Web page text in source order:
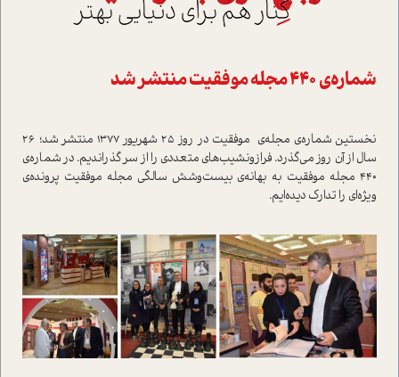
شماره‌ي 440 مجله موفقيت منتشر شد
نخستين شماره‌ي مجله‌ي موفقيت در روز 25 شهريور 1377 منتشر شد؛ 26
سال از آن روز مي‌گذرد. فراز‌و‌نشيب‌هاي متعددي را از سر گذرانديم. در شماره‌ي
440 مجله موفقيت به بهانه‌ي بيست‌و‌شش سالگي مجله موفقيت پرونده‌ي
ويژه‌اي را تدارک ديده‌ايم.